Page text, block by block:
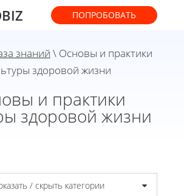
ПОПРОБОВАТЬ
знаний \ Основы и практики
здоровой жизни
и практики
здоровой жизни
/ скрыть категории